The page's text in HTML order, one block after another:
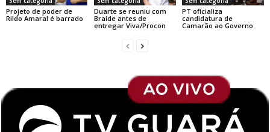
Projeto de poder de
Rildo Amaral é barrado
Duarte se reuniu com
Braide antes de
entregar Viva/Procon
PT oficializa
candidatura de
Camarão ao Governo